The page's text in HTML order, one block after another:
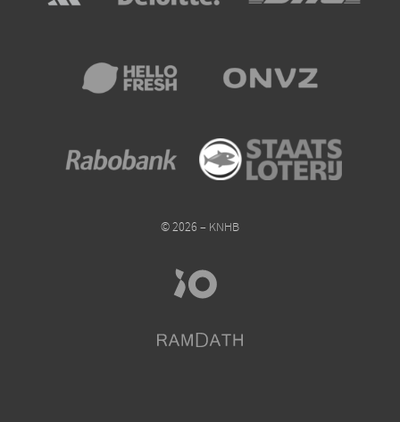
© 2026 – KNHB